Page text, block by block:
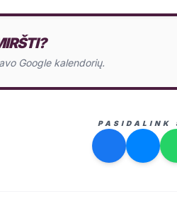
Google kalendorių.
PASIDALINK